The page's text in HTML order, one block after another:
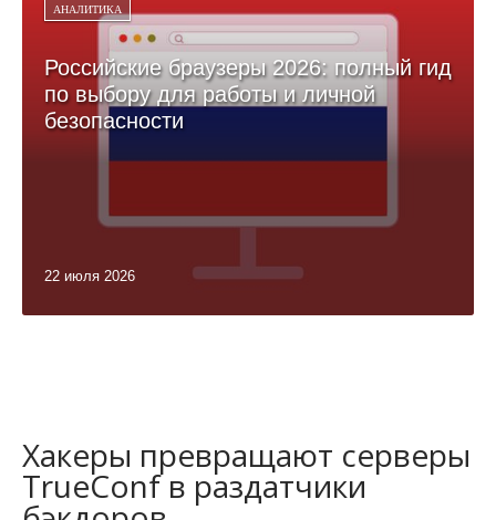
АНАЛИТИКА
Российские браузеры 2026: полный гид
по выбору для работы и личной
безопасности
22 июля 2026
Хакеры превращают серверы
TrueConf в раздатчики